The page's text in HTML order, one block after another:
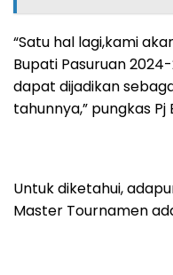
“Satu hal lagi,kami
Bupati Pasuruan
dapat dijadikan
tahunnya,” pungkas Pj
Untuk diketahui,
Master Tournamen